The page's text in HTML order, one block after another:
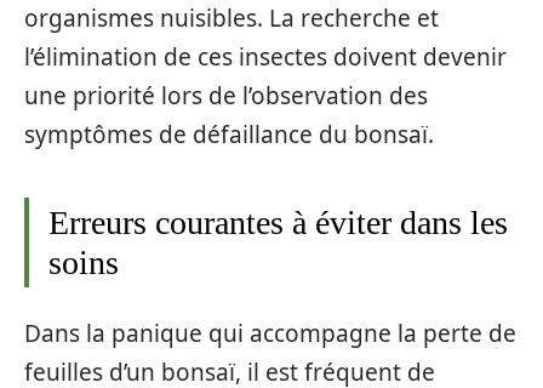
organismes nuisibles. La recherche et
l’élimination de ces insectes doivent devenir
une priorité lors de l’observation des
symptômes de défaillance du bonsaï.
Erreurs courantes à éviter dans les
soins
Dans la panique qui accompagne la perte de
feuilles d’un bonsaï, il est fréquent de